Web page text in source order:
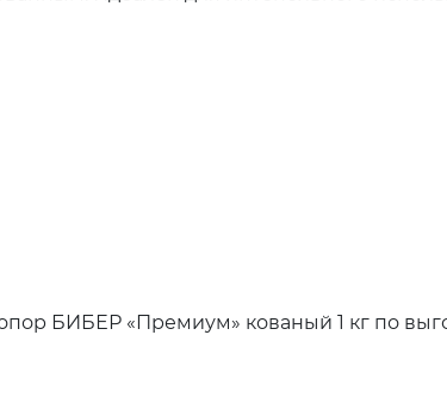
БИБЕР «Премиум» кованый 1 кг по